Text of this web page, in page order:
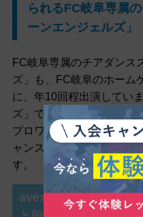
られるFC岐阜専属
ーンエンジェルズ」
FC岐阜専属のチアダンス
ズ」も、FC岐阜のホーム
に、年10回程出演してい
ズ」では運動能力や協調
プロワークスによる全面
ャンス、歴史があるとい
す。
avexプロワークスは